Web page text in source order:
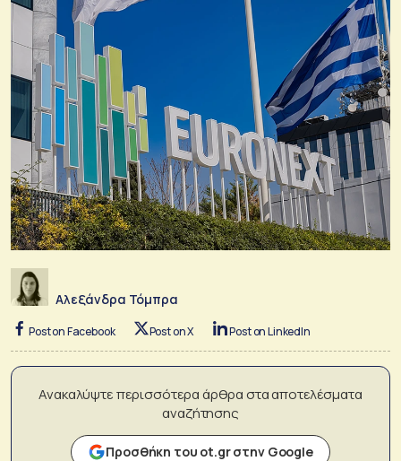
Αλεξάνδρα Τόμπρα
Post on Facebook Post on X Post on LinkedIn
Ανακαλύψτε περισσότερα άρθρα στα αποτελέσματα
αναζήτησης
Προσθήκη του ot.gr στην Google